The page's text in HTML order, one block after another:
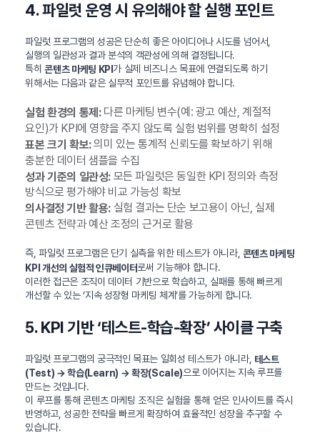
4. 파일럿 운영 시 유의해야 할 실행 포인트
파일럿 프로그램의 성공은 단순히 좋은 아이디어나 시도를 넘어서,
실행의 일관성과 결과 분석의 객관성에 의해 결정됩니다.
특히콘텐츠 마케팅 KPI가 실제 비즈니스 목표에 연결되도록 하기
위해서는 다음과 같은 실무적 포인트를 유념해야 합니다.
실험 환경의 통제:다른 마케팅 변수(예: 광고 예산, 계절적
요인)가 KPI에 영향을 주지 않도록 실험 범위를 명확히 설정
표본 크기 확보:의미 있는 통계적 신뢰도를 확보하기 위해
충분한 데이터 샘플을 수집
성과 기준의 일관성:모든 파일럿은 동일한 KPI 정의와 측정
방식으로 평가해야 비교 가능성 확보
의사결정 기반 활용:실험 결과는 단순 보고용이 아닌, 실제
콘텐츠 전략과 예산 조정의 근거로 활용
즉, 파일럿 프로그램은 단기 실측을 위한 테스트가 아니라, 콘텐츠 마케팅
KPI 개선의 실험적 인큐베이터로써 기능해야 합니다.
이러한 접근은 조직이 데이터 기반으로 학습하고, 실패를 통해 빠르게
개선할 수 있는 ‘지속 성장형 마케팅 체계’를 가능하게 합니다.
5. KPI 기반 ‘테스트-학습-확장’ 사이클 구축
파일럿 프로그램의 궁극적인 목표는 일회성 테스트가 아니라, 테스트
(Test) → 학습(Learn) → 확장(Scale)으로 이어지는 지속 루프를
만드는 것입니다.
이 루프를 통해 콘텐츠 마케팅 조직은 실험을 통해 얻은 인사이트를 즉시
반영하고, 성공한 전략을 빠르게 확장하여 효율적인 성장을 추구할 수
있습니다.